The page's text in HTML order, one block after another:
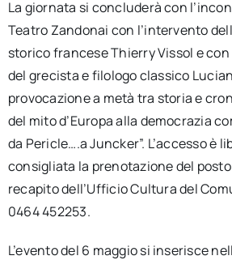
La giornata si concluderà con
Teatro Zandonai con l’intervento
storico francese Thierry Vissol e
del grecista e filologo classico
provocazione a metà tra storia e
del mito d’Europa alla democrazia
da Pericle….a Juncker”. L’accesso è
consigliata la prenotazione del posto
recapito dell’Ufficio Cultura del
0464 452253.
L’evento del 6 maggio si inserisce